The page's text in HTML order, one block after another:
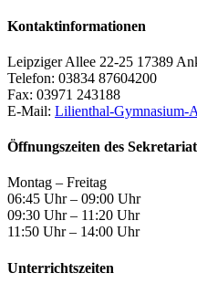
Kontaktinformationen
Leipziger Allee 22-25 17389
Telefon: 03834 87604200
Fax: 03971 243188
E-Mail: Lilienthal-Gymnasium-
Öffnungszeiten des
Montag – Freitag
06:45 Uhr – 09:00 Uhr
09:30 Uhr – 11:20 Uhr
11:50 Uhr – 14:00 Uhr
Unterrichtszeiten